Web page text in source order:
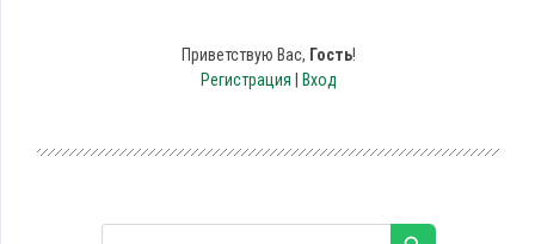
Приветствую Вас, Гость!
Регистрация
Вход